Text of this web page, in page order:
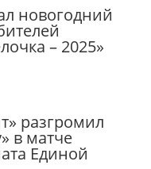
новогодний
– 2025»
разгромил
в матче
Единой